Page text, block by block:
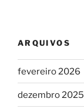
ARQUIVOS
fevereiro 2026
dezembro 2025